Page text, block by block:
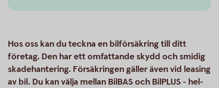
Hos oss kan du teckna en bilförsäkring till ditt
företag. Den har ett omfattande skydd och smidig
skadehantering. Försäkringen gäller även vid leasing
av bil. Du kan välja mellan BilBAS och BilPLUS - hel-